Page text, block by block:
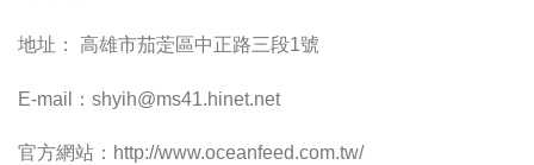
地址： 高雄市茄萣區中正路三段1號
E-mail： shyih@ms41.hinet.net
官方網站：http://www.oceanfeed.com.tw/